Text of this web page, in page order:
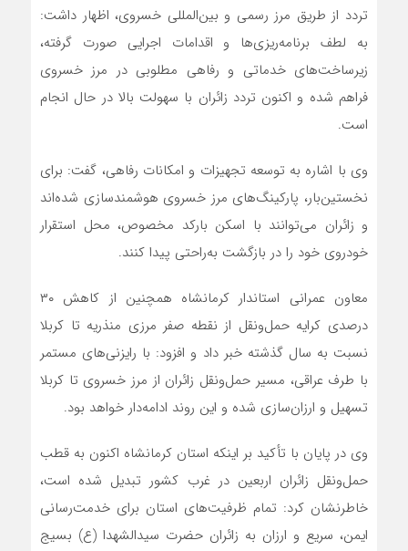
تردد از طریق مرز رسمی و بین‌المللی خسروی، اظهار داشت:
به لطف برنامه‌ریزی‌ها و اقدامات اجرایی صورت گرفته،
زیرساخت‌های خدماتی و رفاهی مطلوبی در مرز خسروی
فراهم شده و اکنون تردد زائران با سهولت بالا در حال انجام
است.
وی با اشاره به توسعه تجهیزات و امکانات رفاهی، گفت: برای
نخستین‌بار، پارکینگ‌های مرز خسروی هوشمندسازی شده‌اند
و زائران می‌توانند با اسکن بارکد مخصوص، محل استقرار
خودروی خود را در بازگشت به‌راحتی پیدا کنند.
معاون عمرانی استاندار کرمانشاه همچنین از کاهش ۳۰
درصدی کرایه حمل‌ونقل از نقطه صفر مرزی منذریه تا کربلا
نسبت به سال گذشته خبر داد و افزود: با رایزنی‌های مستمر
با طرف عراقی، مسیر حمل‌ونقل زائران از مرز خسروی تا کربلا
تسهیل و ارزان‌سازی شده و این روند ادامه‌دار خواهد بود.
وی در پایان با تأکید بر اینکه استان کرمانشاه اکنون به قطب
حمل‌ونقل زائران اربعین در غرب کشور تبدیل شده است،
خاطرنشان کرد: تمام ظرفیت‌های استان برای خدمت‌رسانی
ایمن، سریع و ارزان به زائران حضرت سیدالشهدا (ع) بسیج